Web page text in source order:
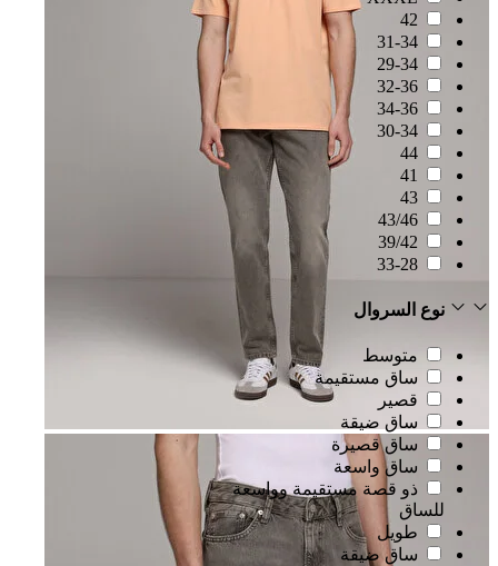
42
31-34
29-34
32-36
34-36
30-34
44
41
43
43/46
39/42
33-28
نوع السروال
متوسط
ساق مستقيمة
قصير
ساق ضيقة
ساق قصيرة
ساق واسعة
ذو قصة مستقيمة وواسعة
للساق
طويل
ساق ضيقة